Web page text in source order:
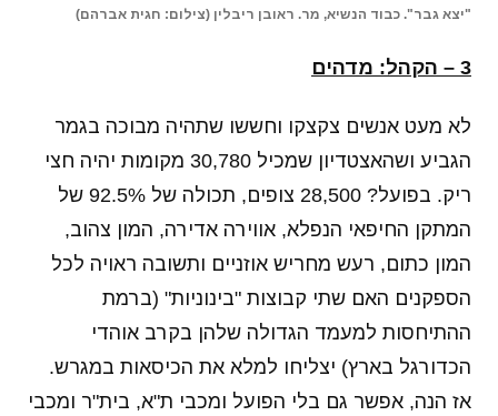
"יצא גבר". כבוד הנשיא, מר. ראובן ריבלין (צילום: חגית אברהם)
3 – הקהל: מדהים
לא מעט אנשים צקצקו וחששו שתהיה מבוכה בגמר
הגביע ושהאצטדיון שמכיל 30,780 מקומות יהיה חצי
ריק. בפועל? 28,500 צופים, תכולה של 92.5% של
המתקן החיפאי הנפלא, אווירה אדירה, המון צהוב,
המון כתום, רעש מחריש אוזניים ותשובה ראויה לכל
הספקנים האם שתי קבוצות "בינוניות" (ברמת
ההתיחסות למעמד הגדולה שלהן בקרב אוהדי
הכדורגל בארץ) יצליחו למלא את הכיסאות במגרש.
אז הנה, אפשר גם בלי הפועל ומכבי ת"א, בית"ר ומכבי